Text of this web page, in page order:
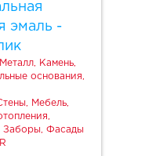
эмаль -
Камень,
основания,
Мебель,
Заборы, Фасады